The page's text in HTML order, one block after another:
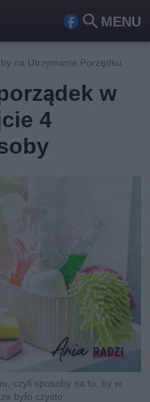
MENU
Fa
ook
Szu
kaj
na Utrzymanie Porządku
w
4
czyli sposoby na to, by w
było czysto